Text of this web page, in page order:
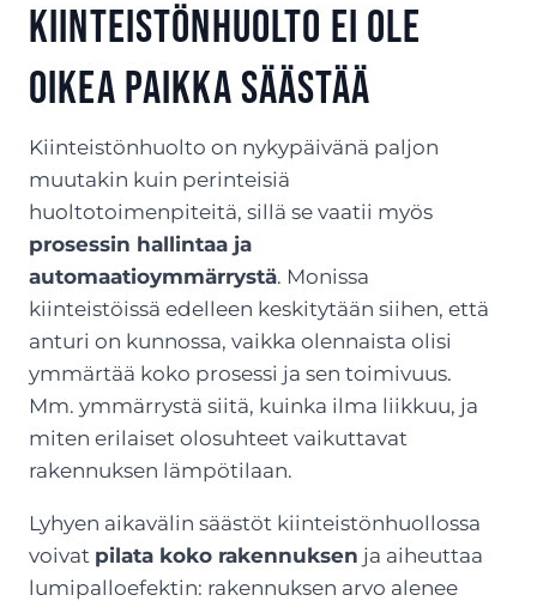
Kiinteistönhuolto ei ole
oikea paikka säästää
Kiinteistönhuolto on nykypäivänä paljon
muutakin kuin perinteisiä
huoltotoimenpiteitä, sillä se vaatii myös
prosessin hallintaa ja
automaatioymmärrystä. Monissa
kiinteistöissä edelleen keskitytään siihen, että
anturi on kunnossa, vaikka olennaista olisi
ymmärtää koko prosessi ja sen toimivuus.
Mm. ymmärrystä siitä, kuinka ilma liikkuu, ja
miten erilaiset olosuhteet vaikuttavat
rakennuksen lämpötilaan.
Lyhyen aikavälin säästöt kiinteistönhuollossa
voivat pilata koko rakennuksen ja aiheuttaa
lumipalloefektin: rakennuksen arvo alenee